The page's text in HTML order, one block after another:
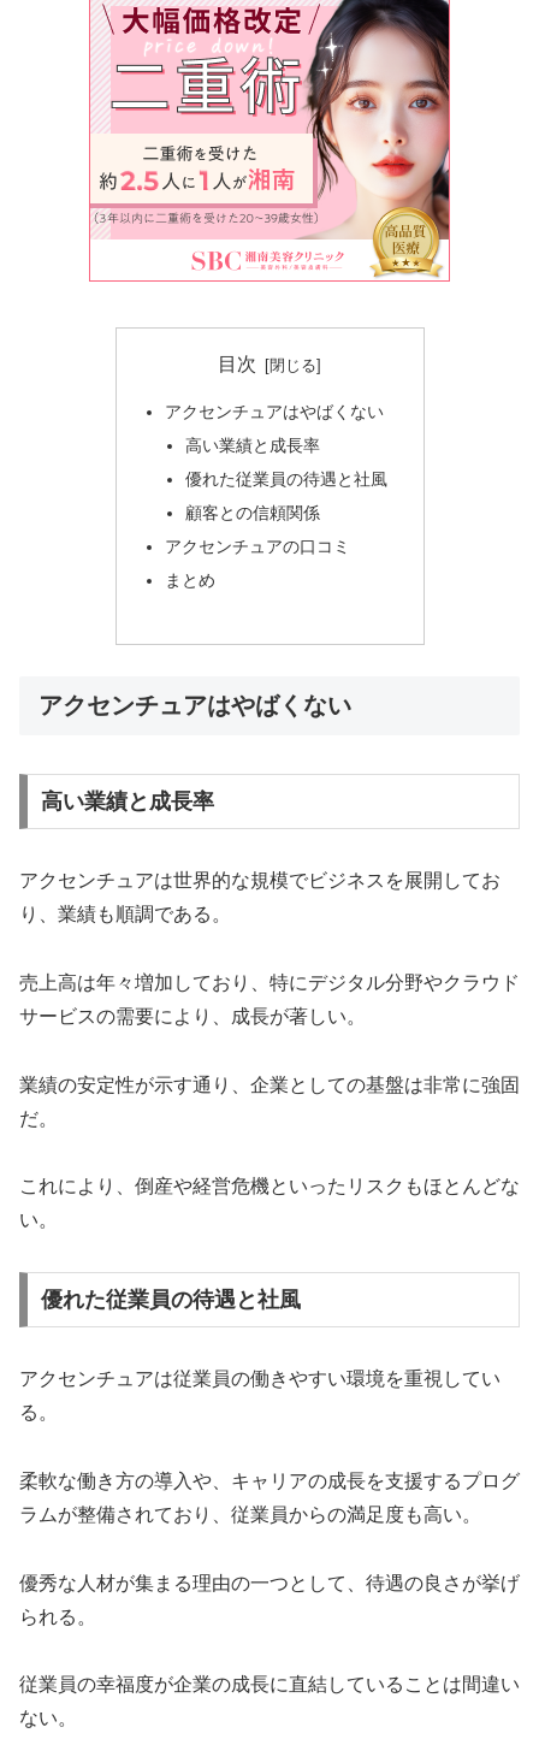
目次
アクセンチュアはやばくない
高い業績と成長率
優れた従業員の待遇と社風
顧客との信頼関係
アクセンチュアの口コミ
まとめ
アクセンチュアはやばくない
高い業績と成長率
アクセンチュアは世界的な規模でビジネスを展開してお
り、業績も順調である。
売上高は年々増加しており、特にデジタル分野やクラウド
サービスの需要により、成長が著しい。
業績の安定性が示す通り、企業としての基盤は非常に強固
だ。
これにより、倒産や経営危機といったリスクもほとんどな
い。
優れた従業員の待遇と社風
アクセンチュアは従業員の働きやすい環境を重視してい
る。
柔軟な働き方の導入や、キャリアの成長を支援するプログ
ラムが整備されており、従業員からの満足度も高い。
優秀な人材が集まる理由の一つとして、待遇の良さが挙げ
られる。
従業員の幸福度が企業の成長に直結していることは間違い
ない。